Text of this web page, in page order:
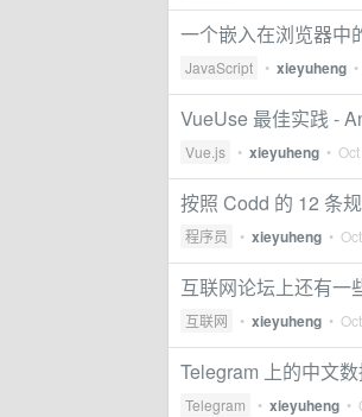
一个嵌入在浏览器中
JavaScript • xieyuheng •
VueUse 最佳实践 -
Vue.js • xieyuheng •
按照 Codd 的 12 条
程序员 • xieyuheng •
互联网论坛上还有一
互联网 • xieyuheng •
Telegram 上的中文
Telegram • xieyuheng •